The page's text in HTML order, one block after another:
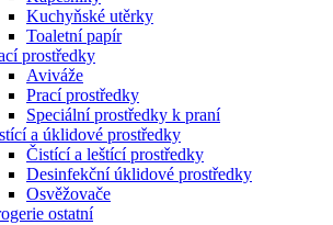
Kuchyňské utěrky
Toaletní papír
prostředky
Aviváže
Prací prostředky
Speciální prostředky k praní
a úklidové prostředky
Čistící a leštící prostředky
Desinfekční úklidové prostředky
Osvěžovače
ostatní